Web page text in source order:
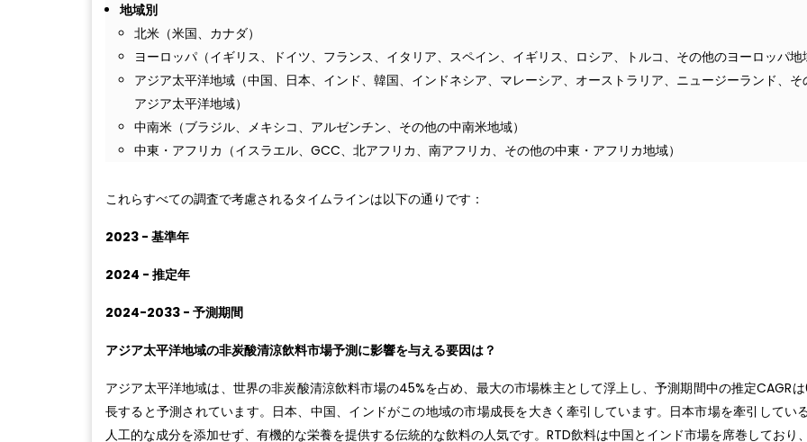
地域別
北米（米国、カナダ）
ヨーロッパ（イギリス、ドイツ、フランス、イタリア、スペイン、イギリス、ロシア、トルコ、その他のヨーロッパ地
アジア太平洋地域（中国、日本、インド、韓国、インドネシア、マレーシア、オーストラリア、ニュージーランド、そ
アジア太平洋地域）
中南米（ブラジル、メキシコ、アルゼンチン、その他の中南米地域）
中東・アフリカ（イスラエル、GCC、北アフリカ、南アフリカ、その他の中東・アフリカ地域）
これらすべての調査で考慮されるタイムラインは以下の通りです：
2023 - 基準年
2024 - 推定年
2024-2033 - 予測期間
アジア太平洋地域の非炭酸清涼飲料市場予測に影響を与える要因は？
アジア太平洋地域は、世界の非炭酸清涼飲料市場の45%を占め、最大の市場株主として浮上し、予測期間中の推定CAGR
長すると予測されています。日本、中国、インドがこの地域の市場成長を大きく牽引しています。日本市場を牽引してい
人工的な成分を添加せず、有機的な栄養を提供する伝統的な飲料の人気です。RTD飲料は中国とインド市場を席巻しており